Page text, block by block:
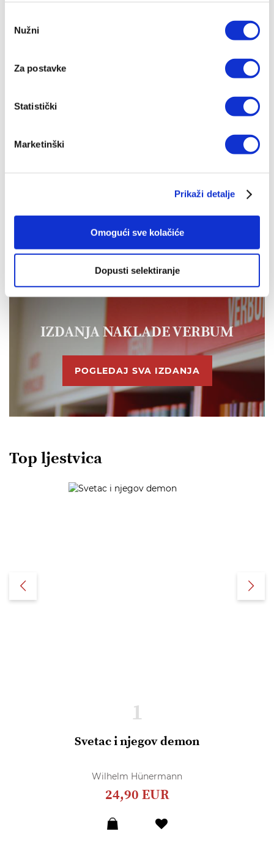
pristanka
Nužni
Za postavke
Statistički
Marketinški
Prikaži detalje
Omogući sve kolačiće
Dopusti selektiranje
IZDANJA NAKLADE VERBUM
POGLEDAJ SVA IZDANJA
Top ljestvica
1
Svetac i njegov demon
Wilhelm Hünermann
24,90 EUR